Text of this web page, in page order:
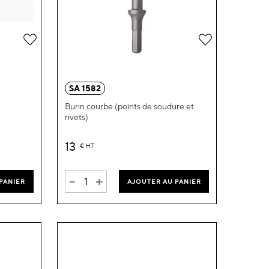
Ajouter
SA 1582
Burin courbe (points de soudure et
rivets)
13 € HT
- + AJOUTER AU PANIER
Ajouter